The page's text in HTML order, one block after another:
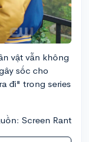
vật vẫn không
sốc cho
đi" trong series
Screen Rant